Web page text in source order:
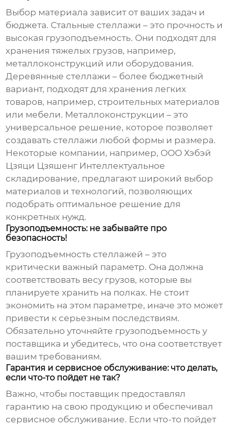
Выбор материала зависит от ваших задач и
бюджета. Стальные стеллажи – это прочность и
высокая грузоподъемность. Они подходят для
хранения тяжелых грузов, например,
металлоконструкций или оборудования.
Деревянные стеллажи – более бюджетный
вариант, подходят для хранения легких
товаров, например, строительных материалов
или мебели. Металлоконструкции – это
универсальное решение, которое позволяет
создавать стеллажи любой формы и размера.
Некоторые компании, например, ООО Хэбэй
Цзяци Цзяшенг Интеллектуальное
складирование, предлагают широкий выбор
материалов и технологий, позволяющих
подобрать оптимальное решение для
конкретных нужд.
Грузоподъемность: не забывайте про
безопасность!
Грузоподъемность стеллажей – это
критически важный параметр. Она должна
соответствовать весу грузов, которые вы
планируете хранить на полках. Не стоит
экономить на этом параметре, иначе это может
привести к серьезным последствиям.
Обязательно уточняйте грузоподъемность у
поставщика и убедитесь, что она соответствует
вашим требованиям.
Гарантия и сервисное обслуживание: что делать,
если что-то пойдет не так?
Важно, чтобы поставщик предоставлял
гарантию на свою продукцию и обеспечивал
сервисное обслуживание. Если что-то пойдет